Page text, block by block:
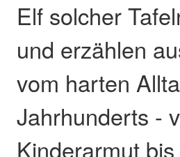
Elf solcher
und erzählen
vom harten
Jahrhunderts -
Kinderarmut